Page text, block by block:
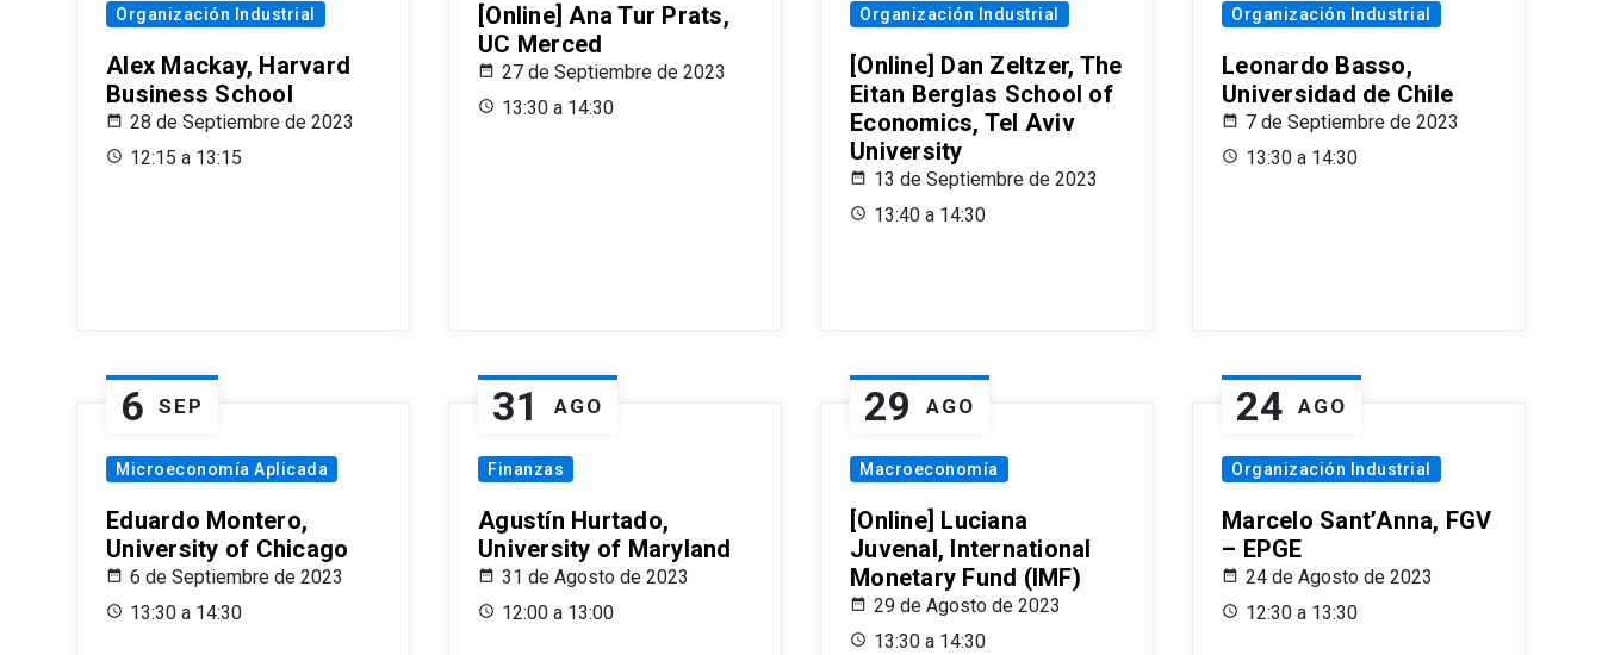
Organización Industrial
Alex Mackay, Harvard
Business School
28 de Septiembre de 2023
12:15 a 13:15
[Online] Ana Tur Prats,
UC Merced
27 de Septiembre de 2023
13:30 a 14:30
Organización Industrial
[Online] Dan Zeltzer, The
Eitan Berglas School of
Economics, Tel Aviv
University
13 de Septiembre de 2023
13:40 a 14:30
Organización Industrial
Leonardo Basso,
Universidad de Chile
7 de Septiembre de 2023
13:30 a 14:30
6 SEP
Microeconomía Aplicada
Eduardo Montero,
University of Chicago
6 de Septiembre de 2023
13:30 a 14:30
31 AGO
Finanzas
Agustín Hurtado,
University of Maryland
31 de Agosto de 2023
12:00 a 13:00
29 AGO
Macroeconomía
[Online] Luciana
Juvenal, International
Monetary Fund (IMF)
29 de Agosto de 2023
13:30 a 14:30
24 AGO
Organización Industrial
Marcelo Sant’Anna, FGV
– EPGE
24 de Agosto de 2023
12:30 a 13:30